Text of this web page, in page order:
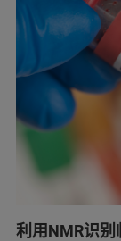
利用NMR识